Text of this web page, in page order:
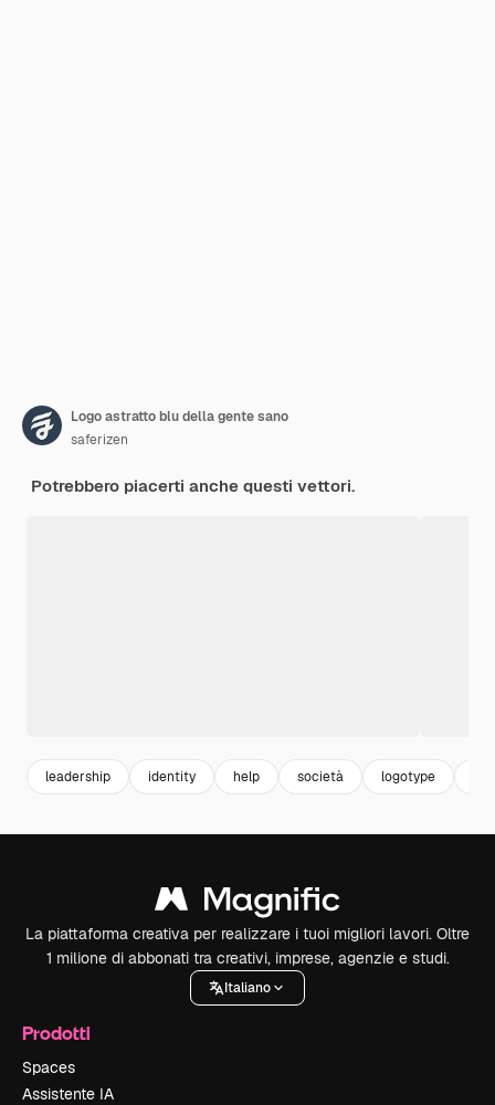
Logo astratto blu della gente sano
saferizen
Potrebbero piacerti anche questi vettori.
leadership identity help società logotype
La piattaforma creativa per realizzare i tuoi migliori lavori. Oltre
1 milione di abbonati tra creativi, imprese, agenzie e studi.
Italiano
Prodotti
Spaces
Assistente IA